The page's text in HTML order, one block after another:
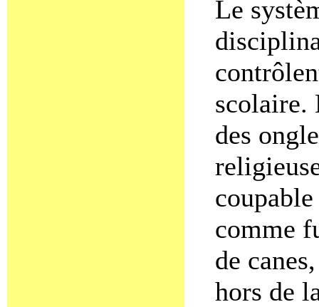
Le
scolaire.
des
comme
de
hors de